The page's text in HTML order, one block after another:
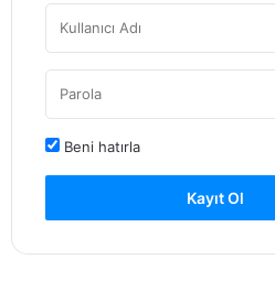
Beni hatırla
Kayıt Ol